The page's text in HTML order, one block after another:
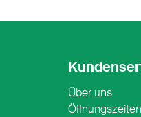
Über uns
Öffnungszeiten